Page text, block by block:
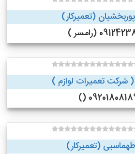
(تعمیرکار)
(رامسر )
شرکت تعمیرات لوازم )
09201808189
(تعمیرکار)